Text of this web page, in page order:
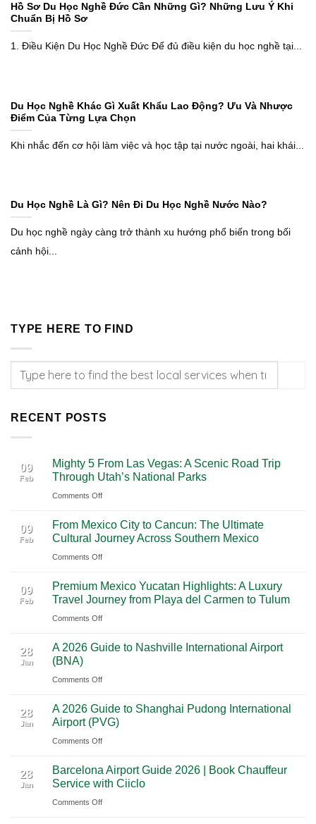
Hồ Sơ Du Học Nghề Đức Cần Những Gì? Những Lưu Ý Khi
Chuẩn Bị Hồ Sơ
1. Điều Kiện Du Học Nghề Đức Để đủ điều kiện du học nghề tại...
Du Học Nghề Khác Gì Xuất Khẩu Lao Động? Ưu Và Nhược
Điểm Của Từng Lựa Chọn
Khi nhắc đến cơ hội làm việc và học tập tại nước ngoài, hai khái...
Du Học Nghề Là Gì? Nên Đi Du Học Nghề Nước Nào?
Du học nghề ngày càng trở thành xu hướng phổ biến trong bối
cảnh hội...
TYPE HERE TO FIND
RECENT POSTS
09
Feb
Mighty 5 From Las Vegas: A Scenic Road Trip
Through Utah’s National Parks
Comments Offon
5
From
Las
A
Scenic
Road
Through
National
09
Feb
From Mexico City to Cancun: The Ultimate
Cultural Journey Across Southern Mexico
Comments Offon
Mexico
City
to
The
Cultural
Across
Southern
Mexico
09
Feb
Premium Mexico Yucatan Highlights: A Luxury
Travel Journey from Playa del Carmen to Tulum
Comments Offon
Mexico
Highlights:
Luxury
Travel
Journey
Playa
del
Carmen
28
Jan
A 2026 Guide to Nashville International Airport
(BNA)
Comments Offon
2026
Guide
to
International
Airport
(BNA)
28
Jan
A 2026 Guide to Shanghai Pudong International
Airport (PVG)
Comments Offon
2026
Guide
to
28
Jan
Barcelona Airport Guide 2026 | Book Chauffeur
Service with Ciiclo
Comments Offon